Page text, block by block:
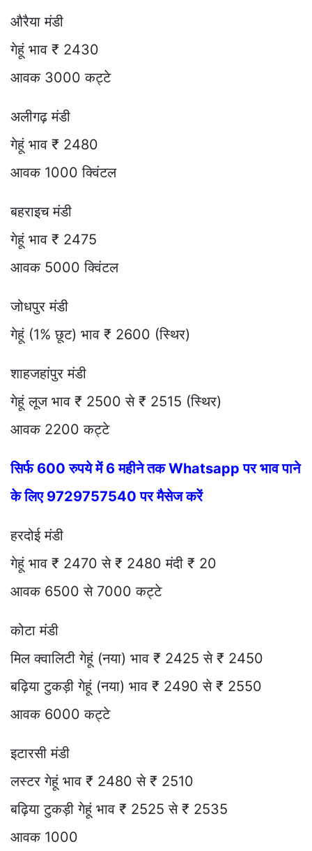
औरैया मंडी
गेहूं भाव ₹ 2430
आवक 3000 कट्टे
अलीगढ़ मंडी
गेहूं भाव ₹ 2480
आवक 1000 क्विंटल
बहराइच मंडी
गेहूं भाव ₹ 2475
आवक 5000 क्विंटल
जोधपुर मंडी
गेहूं (1% छूट) भाव ₹ 2600 (स्थिर)
शाहजहांपुर मंडी
गेहूं लूज भाव ₹ 2500 से ₹ 2515 (स्थिर)
आवक 2200 कट्टे
सिर्फ 600 रुपये में 6 महीने तक Whatsapp पर भाव पाने
के लिए 9729757540 पर मैसेज करें
हरदोई मंडी
गेहूं भाव ₹ 2470 से ₹ 2480 मंदी ₹ 20
आवक 6500 से 7000 कट्टे
कोटा मंडी
मिल क्वालिटी गेहूं (नया) भाव ₹ 2425 से ₹ 2450
बढ़िया टुकड़ी गेहूं (नया) भाव ₹ 2490 से ₹ 2550
आवक 6000 कट्टे
इटारसी मंडी
लस्टर गेहूं भाव ₹ 2480 से ₹ 2510
बढ़िया टुकड़ी गेहूं भाव ₹ 2525 से ₹ 2535
आवक 1000